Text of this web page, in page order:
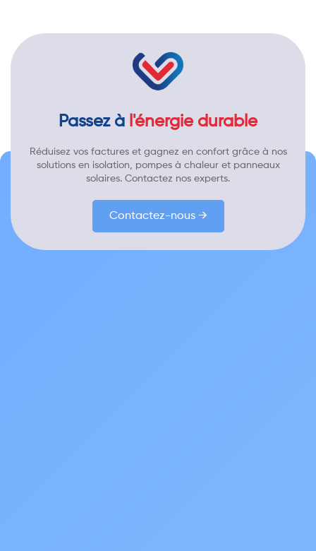
Passez à l'énergie durable
Réduisez vos factures et gagnez en confort grâce à nos
solutions en isolation, pompes à chaleur et panneaux
solaires. Contactez nos experts.
Contactez-nous →